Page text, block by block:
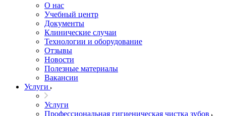
О нас
Учебный центр
Документы
Клинические случаи
Технологии и оборудование
Отзывы
Новости
Полезные материалы
Вакансии
Услуги
Услуги
Профессиональная гигиеническая чистка зубов